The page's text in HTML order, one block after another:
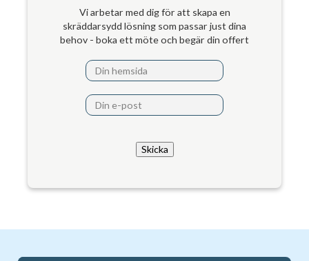
Vi arbetar med dig för att skapa en
skräddarsydd lösning som passar just dina
behov - boka ett möte och begär din offert
Skicka